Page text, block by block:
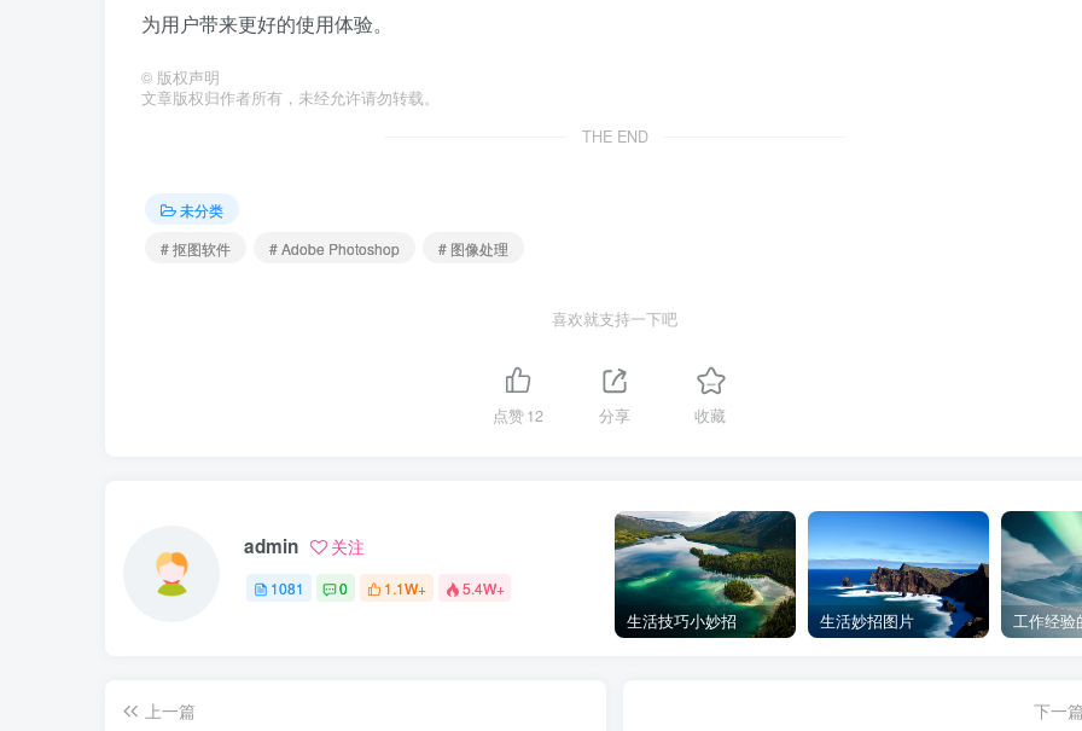
为用户带来更好的使用体验。
© 版权声明
文章版权归作者所有，未经允许请勿转载。
THE END
未分类
# 抠图软件
# Adobe Photoshop # 图像处理
喜欢就支持一下吧
点赞12 分享 收藏
admin 关注
1081 0 1.1W+ 5.4W+
生活技巧小妙招 生活妙招图片 工作经验
上一篇
下一